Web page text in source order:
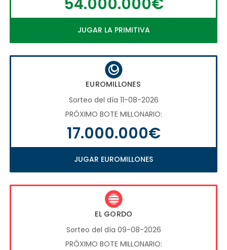
JUGAR LA PRIMITIVA
EUROMILLONES
Sorteo del día 11-08-2026
PRÓXIMO BOTE MILLONARIO:
17.000.000€
JUGAR EUROMILLONES
EL GORDO
Sorteo del día 09-08-2026
PRÓXIMO BOTE MILLONARIO: